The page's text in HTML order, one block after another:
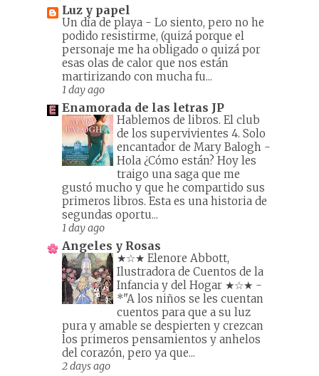
Luz y papel
Un día de playa - Lo siento, pero no he
podido resistirme, (quizá porque el
personaje me ha obligado o quizá por
esas olas de calor que nos están
martirizando con mucha fu...
1 day ago
Enamorada de las letras JP
Hablemos de libros. El club
de los supervivientes 4. Solo
encantador de Mary Balogh -
Hola ¿Cómo están? Hoy les
traigo una saga que me
gustó mucho y que he compartido sus
primeros libros. Esta es una historia de
segundas oportu...
1 day ago
Angeles y Rosas
★☆★ Elenore Abbott,
Ilustradora de Cuentos de la
Infancia y del Hogar ★☆★ -
*"A los niños se les cuentan
cuentos para que a su luz
pura y amable se despierten y crezcan
los primeros pensamientos y anhelos
del corazón, pero ya que...
2 days ago